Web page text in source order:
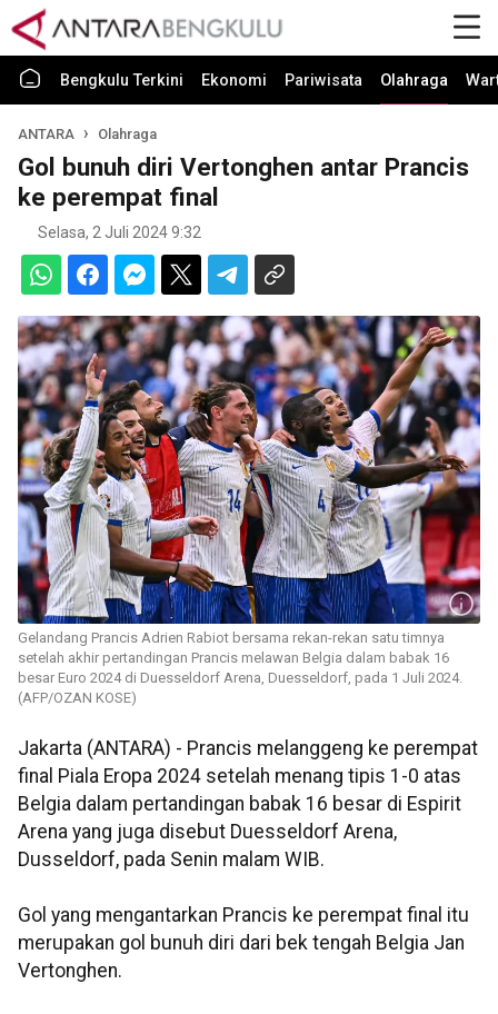
Bengkulu Terkini Ekonomi Pariwisata Olahraga
ANTARA Olahraga
Gol bunuh diri Vertonghen antar Prancis
ke perempat final
Selasa, 2 Juli 2024 9:32
Gelandang Prancis Adrien Rabiot bersama rekan-rekan satu timnya
setelah akhir pertandingan Prancis melawan Belgia dalam babak 16
besar Euro 2024 di Duesseldorf Arena, Duesseldorf, pada 1 Juli 2024.
(AFP/OZAN KOSE)
Jakarta (ANTARA) - Prancis melanggeng ke perempat
final Piala Eropa 2024 setelah menang tipis 1-0 atas
Belgia dalam pertandingan babak 16 besar di Espirit
Arena yang juga disebut Duesseldorf Arena,
Dusseldorf, pada Senin malam WIB.
Gol yang mengantarkan Prancis ke perempat final itu
merupakan gol bunuh diri dari bek tengah Belgia Jan
Vertonghen.